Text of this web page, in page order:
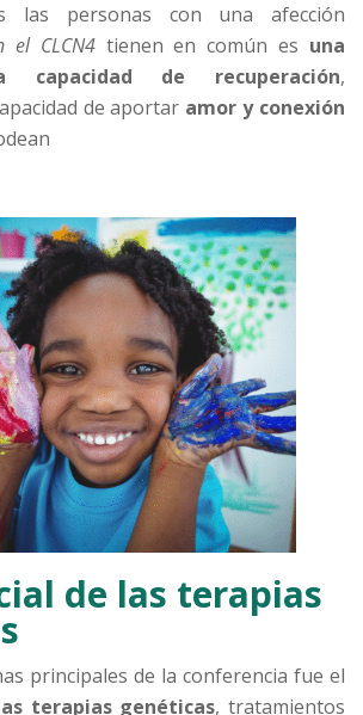
las personas con una afección
el CLCN4tienen en común es una
capacidad de recuperación,
de aportar amor y conexión
de las terapias
principales de la conferencia fue el
terapias genéticas, tratamientos